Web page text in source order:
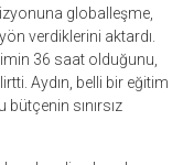
globalleşme,
verdiklerini aktardı.
36 saat olduğunu,
Aydın, belli bir eğitim
sınırsız